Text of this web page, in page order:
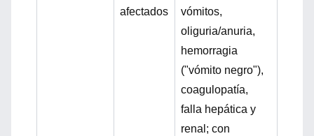
afectados
vómitos,
oliguria/anuria,
hemorragia
("vómito negro"),
coagulopatía,
falla hepática y
renal; con